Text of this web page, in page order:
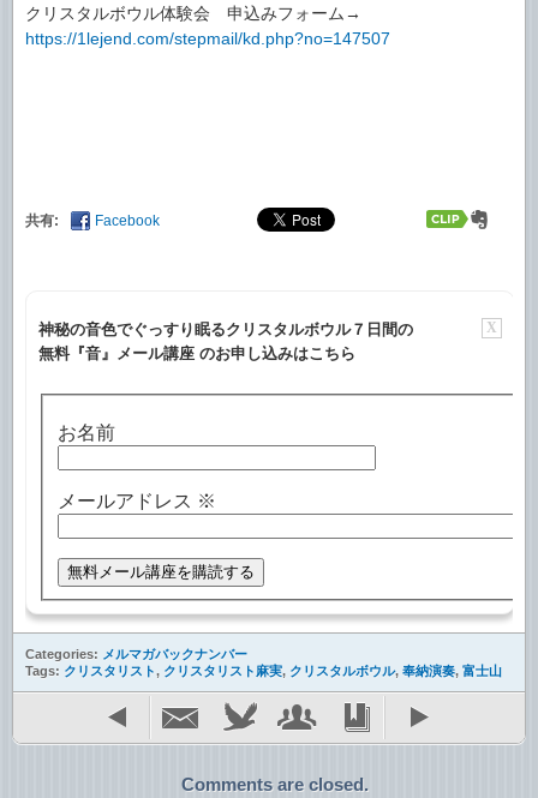
クリスタルボウル体験会 申込みフォーム→
https://1lejend.com/stepmail/kd.php?no=147507
共有: Facebook
X
神秘の音色でぐっすり眠るクリスタルボウル７日間の
無料『音』メール講座 のお申し込みはこちら
お名前
メールアドレス ※
Categories: メルマガバックナンバー
Tags: クリスタリスト, クリスタリスト麻実, クリスタルボウル, 奉納演奏, 富士山
Comments are closed.